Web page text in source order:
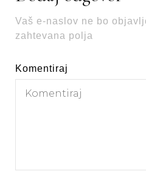
Vaš e-naslov ne bo
zahtevana polja
Komentiraj